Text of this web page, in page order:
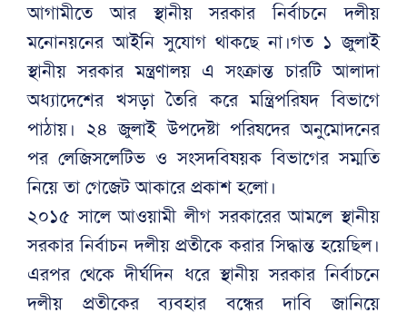
আগামীতে আর স্থানীয় সরকার নির্বাচনে দলীয়
মনোনয়নের আইনি সুযোগ থাকছে না।গত ১ জুলাই
স্থানীয় সরকার মন্ত্রণালয় এ সংক্রান্ত চারটি আলাদা
অধ্যাদেশের খসড়া তৈরি করে মন্ত্রিপরিষদ বিভাগে
পাঠায়। ২৪ জুলাই উপদেষ্টা পরিষদের অনুমোদনের
পর লেজিসলেটিভ ও সংসদবিষয়ক বিভাগের সম্মতি
নিয়ে তা গেজেট আকারে প্রকাশ হলো।
২০১৫ সালে আওয়ামী লীগ সরকারের আমলে স্থানীয়
সরকার নির্বাচন দলীয় প্রতীকে করার সিদ্ধান্ত হয়েছিল।
এরপর থেকে দীর্ঘদিন ধরে স্থানীয় সরকার নির্বাচনে
দলীয় প্রতীকের ব্যবহার বন্ধের দাবি জানিয়ে